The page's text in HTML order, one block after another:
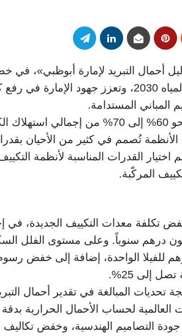
أحمال التبريد لإمارة أبوظبي»،
استراتيجية أبوظبي لكفاءة الطاقة والمياه 2030، وتعزز
المستدامة.
وتستحوذ أنظمة تكييف الهواء على نحو 60% إلى
تُصمم في كثير من الأحيان
بين 25% و35%. ويسهم اختيار القدرات المناسبة
تكلفة معدات التكييف الجديدة، في
أبوظبي، بما يصل إلى 560 مليون درهم سنوياً. وعلى
يصل إلى 56 ألف درهم للفيلا الواحدة، إضافة
إلى 25%.
تحديات المبالغة في تقدير أحمال
العالمية لحساب الأحمال الحرارية
التصاميم الهندسية، وخفض تكاليف